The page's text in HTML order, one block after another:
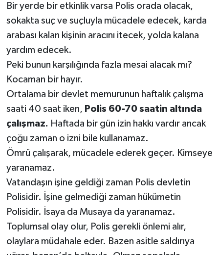
Bir yerde bir etkinlik varsa Polis orada olacak,
sokakta suç ve suçluyla mücadele edecek, karda
arabası kalan kişinin aracını itecek, yolda kalana
yardım edecek.
Peki bunun karşılığında fazla mesai alacak mı?
Kocaman bir hayır.
Ortalama bir devlet memurunun haftalık çalışma
saati 40 saat iken, Polis 60-70 saatin altında
çalışmaz. Haftada bir gün izin hakkı vardır ancak
çoğu zaman o izni bile kullanamaz.
Ömrü çalışarak, mücadele ederek geçer. Kimseye
yaranamaz.
Vatandaşın işine geldiği zaman Polis devletin
Polisidir. İşine gelmediği zaman hükümetin
Polisidir. İsaya da Musaya da yaranamaz.
Toplumsal olay olur, Polis gerekli önlemi alır,
olaylara müdahale eder. Bazen asitle saldırıya